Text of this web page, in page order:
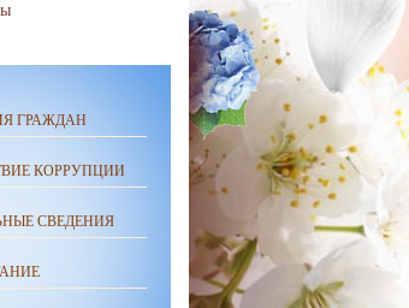
ГРАЖДАН
КОРРУПЦИИ
СВЕДЕНИЯ